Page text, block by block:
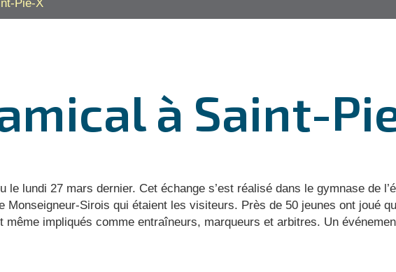
Pie-X
à Saint-
lundi 27 mars dernier. Cet échange s’est réalisé dans le gymnase de
Monseigneur-Sirois qui étaient les visiteurs. Près de 50 jeunes ont joué
impliqués comme entraîneurs, marqueurs et arbitres. Un